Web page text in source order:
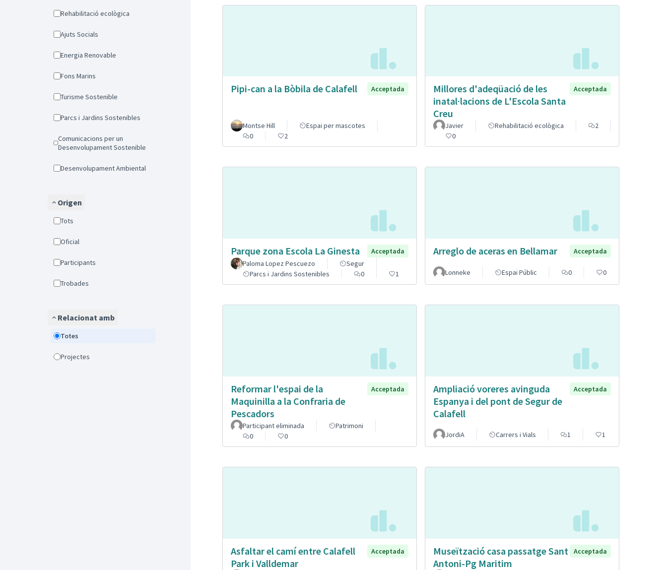
Rehabilitació ecològica
Ajuts Socials
Energia Renovable
Fons Marins
Turisme Sostenible
Parcs i Jardins Sostenibles
Comunicacions per un
Desenvolupament Sostenible
Desenvolupament Ambiental
Origen
Tots
Oficial
Participants
Trobades
Relacionat amb
Totes
Projectes
Pipi-can a la Bòbila de Calafell Acceptada
Montse Hill
Espai per mascotes
0
2
Millores d'adeqüació de les
inatal·lacions de L'Escola Santa
Creu
Acceptada
Javier Rehabilitació ecològica
2
0
Parque zona Escola La Ginesta
Acceptada
Paloma Lopez Pescuezo
Segur
Parcs i Jardins Sostenibles
0 1
Arreglo de aceras en Bellamar Acceptada
Lonneke Espai Públic 0 0
Reformar l'espai de la
Maquinilla a la Confraria de
Pescadors
Acceptada
Participant eliminada
Patrimoni
0
0
Ampliació voreres avinguda
Espanya i del pont de Segur de
Calafell
Acceptada
JordiA Carrers i Vials 1 1
Asfaltar el camí entre Calafell
Park i Valldemar
Acceptada
Museïtzació casa passatge Sant
Antoni-Pg Maritim
Acceptada